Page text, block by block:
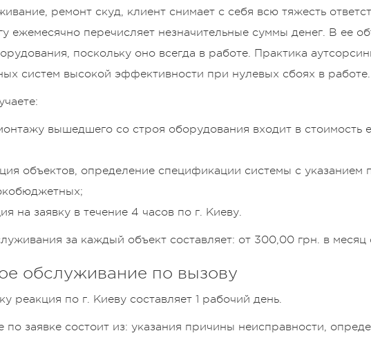
ремонт скуд, клиент снимает с себя всю тяжесть
ежемесячно перечисляет незначительные суммы денег. В ее
поскольку оно всегда в работе. Практика
систем высокой эффективности при нулевых сбоях в работе.
вышедшего со строя оборудования входит в
объектов, определение спецификации системы с
на заявку в течение 4 часов по г. Киеву.
за каждый объект составляет: от 300,00 грн. в месяц
обслуживание по вызову
реакция по г. Киеву составляет 1 рабочий день.
заявке состоит из: указания причины неисправности,